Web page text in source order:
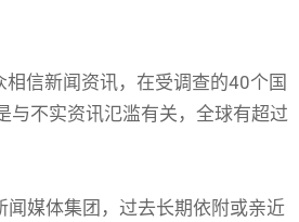
信新闻资讯，在受调查的40个国
与不实资讯氾滥有关，全球有超过
媒体集团，过去长期依附或亲近